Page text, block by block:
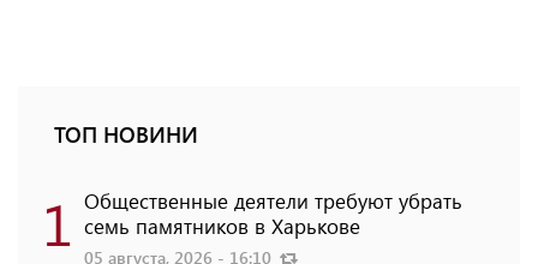
ТОП НОВИНИ
1 Общественные деятели требуют убрать
семь памятников в Харькове
05 августа, 2026 - 16:10